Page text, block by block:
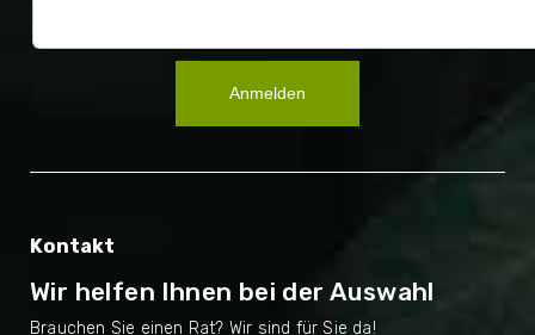
Anmelden
Kontakt
Wir helfen Ihnen bei der Auswahl